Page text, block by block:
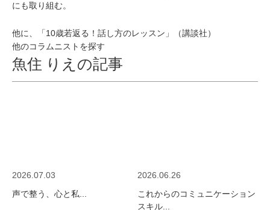
にも取り組む。
他に、「10歳若返る！話し方のレッスン」（講談社）
他のコラムニストを探す
魚住 りえの記事
2026.07.03
声で整う、心と私...
2026.06.26
これからのコミュニケーション
スキル...